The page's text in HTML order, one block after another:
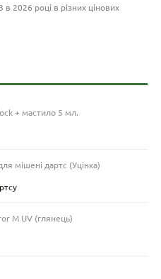
в 2026 році в різних цінових
+ мастило 5 мл.
мішені дартс (Уцінка)
M UV (глянець)